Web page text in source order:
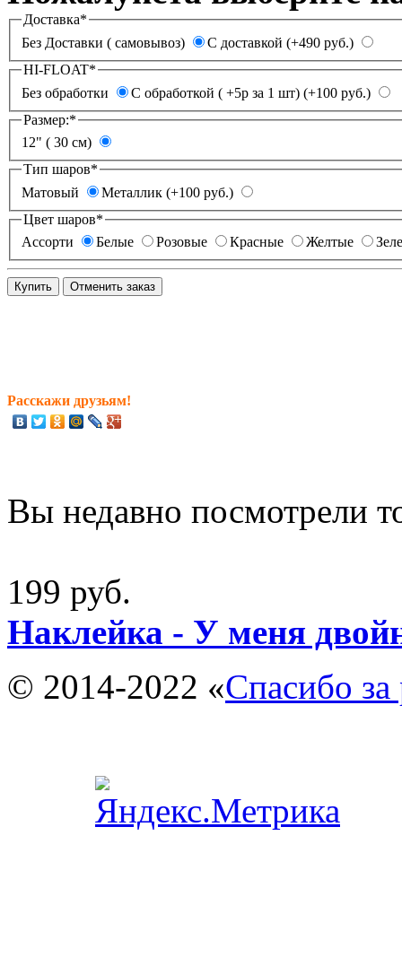
Доставка*
Без Доставки ( самовывоз)
С доставкой (+490 руб.)
HI-FLOAT*
Без обработки
С обработкой ( +5р за 1 шт) (+100 руб.)
Размер:*
12" ( 30 см)
Тип шаров*
Матовый
Металлик (+100 руб.)
Цвет шаров*
Ассорти
Белые Розовые Красные Желтые
Расскажи друзьям!
Вы недавно посмотрели
199 руб.
Наклейка - У меня
© 2014-2022 «Спасибо за